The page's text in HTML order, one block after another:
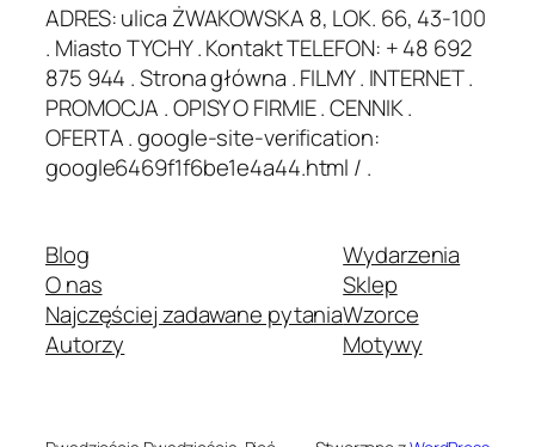
ADRES: ulica ŻWAKOWSKA 8, LOK. 66, 43-100
. Miasto TYCHY . Kontakt TELEFON: + 48 692
875 944 . Strona główna . FILMY . INTERNET .
PROMOCJA . OPISY O FIRMIE . CENNIK .
OFERTA . google-site-verification:
google6469f1f6be1e4a44.html / .
Blog
O nas
Najczęściej zadawane pytania
Autorzy
Wydarzenia
Sklep
Wzorce
Motywy